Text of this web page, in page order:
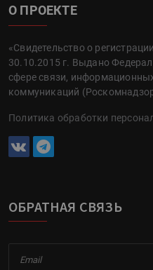
О ПРОЕКТЕ
«Свидетельство о
30.10.2015 г. Выдано
сфере связи,
коммуникаций
Политика обработки
ОБРАТНАЯ СВЯЗЬ